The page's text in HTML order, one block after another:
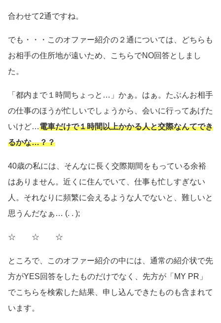
合わせて2通ですね。
でも・・・このオファー紹介の２通については、どちらも
お相手の住所地が遠いため、こちらでNO回答としまし
た。
「都内まで１時間ちょっと…」かぁ。はぁ。たぶんお相手
の仕事のほうが忙しいでしょうから、会いに行ってあげた
いけど…電車だけで１時間以上かかる人と交際なんてでき
るかな…？？
40歳の私には、そんなに長く交際期間をもっている余裕
はありません。近くに住んでいて、仕事も忙しすぎない
人。それなりに頻繁に会えるような人でないと、難しいと
思うんだなぁ… (. . );
☆ ☆ ☆
ところで、このオファー紹介の中には、通常の紹介状で先
方がYES回答をしたものだけでなく、先方が「MY PR」
でこちらを検索した結果、申し込んできたものも含まれて
います。